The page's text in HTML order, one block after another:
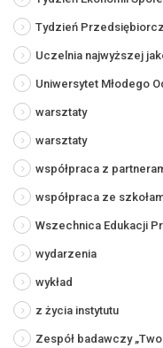
Tydzień
Uczelnia najwyższej
Uniwersytet Młodego
warsztaty
warsztaty
współpraca z
współpraca ze
Wszechnica Edukacji
wydarzenia
wykład
z życia instytutu
Zespół badawczy